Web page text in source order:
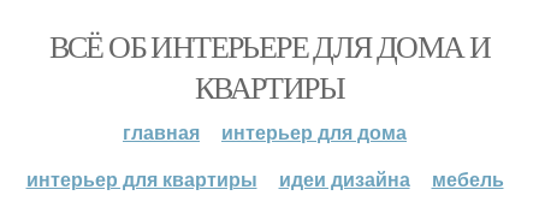
ВСЁ ОБ ИНТЕРЬЕРЕ ДЛЯ ДОМА И
КВАРТИРЫ
главная
интерьер для дома
интерьер для квартиры
идеи дизайна мебель